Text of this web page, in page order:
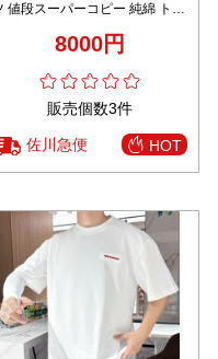
値段スーパーコピー 純綿 トッ
ゴプリント ホワイト
8000円
販売個数3件
佐川急便 HOT